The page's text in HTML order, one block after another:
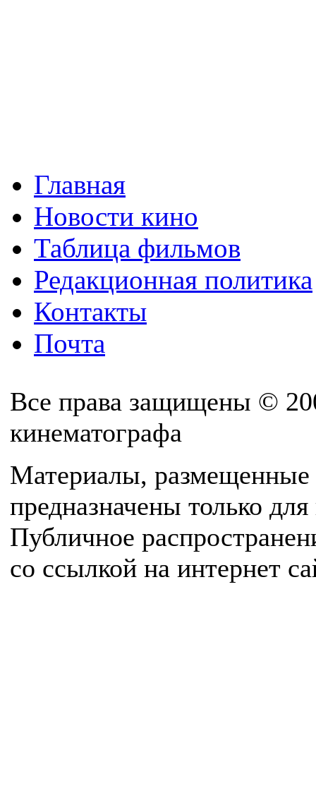
Главная
Новости кино
Таблица фильмов
Редакционная политика
Контакты
Почта
Все права защищены ©
кинематографа
Материалы, размещенные
предназначены только
Публичное
со ссылкой на интернет